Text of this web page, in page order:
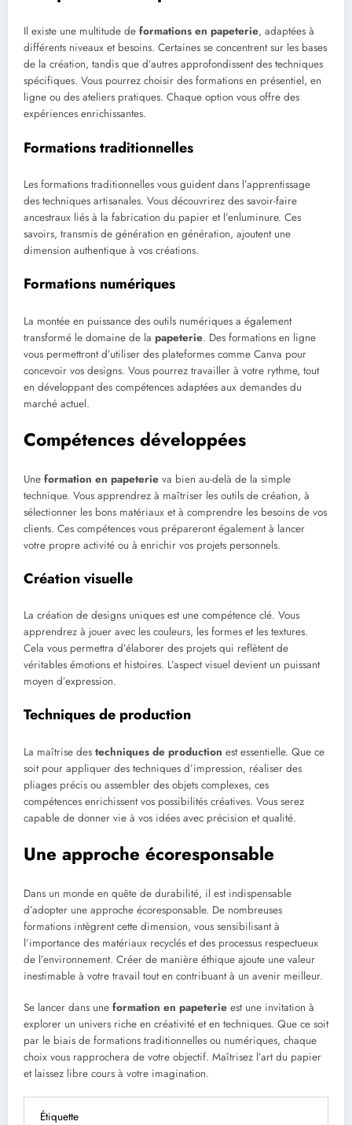
Il existe une multitude de formations en papeterie, adaptées à
différents niveaux et besoins. Certaines se concentrent sur les bases
de la création, tandis que d’autres approfondissent des techniques
spécifiques. Vous pourrez choisir des formations en présentiel, en
ligne ou des ateliers pratiques. Chaque option vous offre des
expériences enrichissantes.
Formations traditionnelles
Les formations traditionnelles vous guident dans l’apprentissage
des techniques artisanales. Vous découvrirez des savoir-faire
ancestraux liés à la fabrication du papier et l’enluminure. Ces
savoirs, transmis de génération en génération, ajoutent une
dimension authentique à vos créations.
Formations numériques
La montée en puissance des outils numériques a également
transformé le domaine de la papeterie. Des formations en ligne
vous permettront d’utiliser des plateformes comme Canva pour
concevoir vos designs. Vous pourrez travailler à votre rythme, tout
en développant des compétences adaptées aux demandes du
marché actuel.
Compétences développées
Une formation en papeterie va bien au-delà de la simple
technique. Vous apprendrez à maîtriser les outils de création, à
sélectionner les bons matériaux et à comprendre les besoins de vos
clients. Ces compétences vous prépareront également à lancer
votre propre activité ou à enrichir vos projets personnels.
Création visuelle
La création de designs uniques est une compétence clé. Vous
apprendrez à jouer avec les couleurs, les formes et les textures.
Cela vous permettra d’élaborer des projets qui reflètent de
véritables émotions et histoires. L’aspect visuel devient un puissant
moyen d’expression.
Techniques de production
La maîtrise des techniques de production est essentielle. Que ce
soit pour appliquer des techniques d’impression, réaliser des
pliages précis ou assembler des objets complexes, ces
compétences enrichissent vos possibilités créatives. Vous serez
capable de donner vie à vos idées avec précision et qualité.
Une approche écoresponsable
Dans un monde en quête de durabilité, il est indispensable
d’adopter une approche écoresponsable. De nombreuses
formations intègrent cette dimension, vous sensibilisant à
l’importance des matériaux recyclés et des processus respectueux
de l’environnement. Créer de manière éthique ajoute une valeur
inestimable à votre travail tout en contribuant à un avenir meilleur.
Se lancer dans une formation en papeterie est une invitation à
explorer un univers riche en créativité et en techniques. Que ce soit
par le biais de formations traditionnelles ou numériques, chaque
choix vous rapprochera de votre objectif. Maîtrisez l’art du papier
et laissez libre cours à votre imagination.
Étiquette